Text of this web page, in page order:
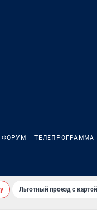
ФОРУМ ТЕЛЕПРОГРАММА
Льготный проезд с